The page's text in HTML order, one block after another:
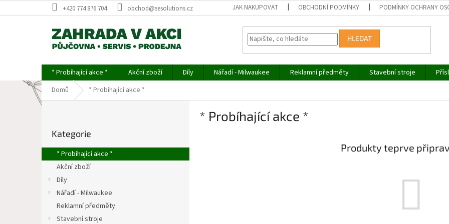
na
+420 774 876 704 obchod@sesolutions.cz JAK NAKUPOVAT OBCHODNÍ PODMÍNKY PODMÍNKY OCHRANY
HLEDAT
* Probíhající akce * Akční zboží Díly Nářadí - Milwaukee Reklamní předměty Stavební stroje
Domů
* Probíhající akce *
P
r
a
kategorie
Kategorie
* Probíhající akce *
Akční zboží
Díly
Nářadí - Milwaukee
Reklamní předměty
Stavební stroje
* Probíhající akce *
Produkty teprve